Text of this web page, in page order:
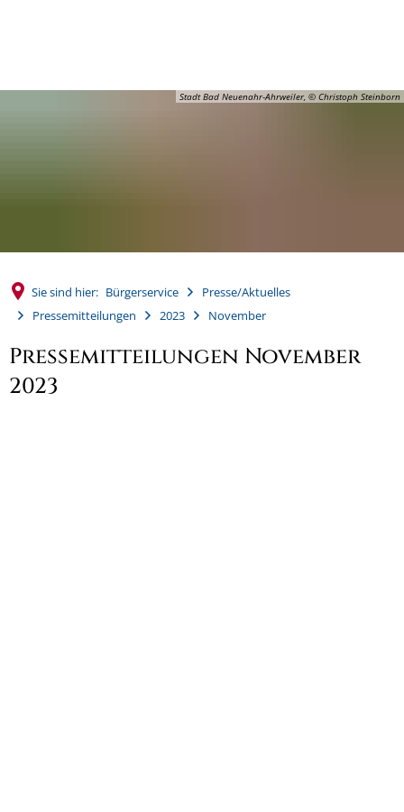
Stadt Bad Neuenahr-Ahrweiler, © Christoph Steinborn
Sie sind hier: Bürgerservice
Presse/Aktuelles
Pressemitteilungen
2023 November
Pressemitteilungen November
2023